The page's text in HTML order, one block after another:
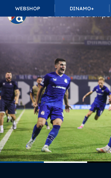
WEBSHOP DINAMO+